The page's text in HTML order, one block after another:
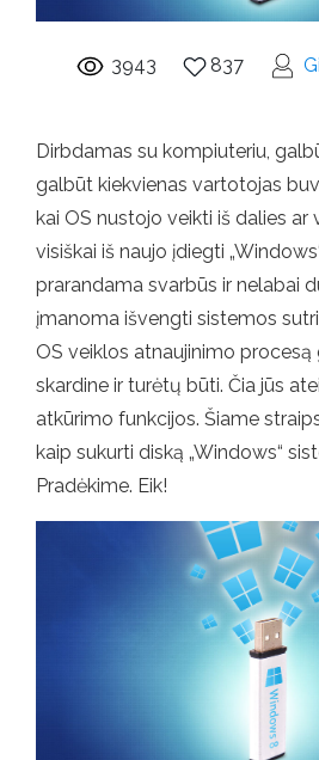
3943 837
Dirbdamas su kompiuteriu,
galbūt kiekvienas vartotojas
kai OS nustojo veikti iš dalies ar
visiškai iš naujo įdiegti
prarandama svarbūs ir nelabai
įmanoma išvengti sistemos
OS veiklos atnaujinimo
skardine ir turėtų būti. Čia jūs
atkūrimo funkcijos. Šiame
kaip sukurti diską „Windows“
Pradėkime. Eik!